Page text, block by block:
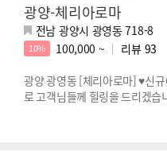
광양-체리아로마
전남 광양시 광영동 718-8
10% 100,000 ~ 리뷰 93
광양 광영동 [체리아로마] ♥신
로 고객님들께 힐링을 드리겠습